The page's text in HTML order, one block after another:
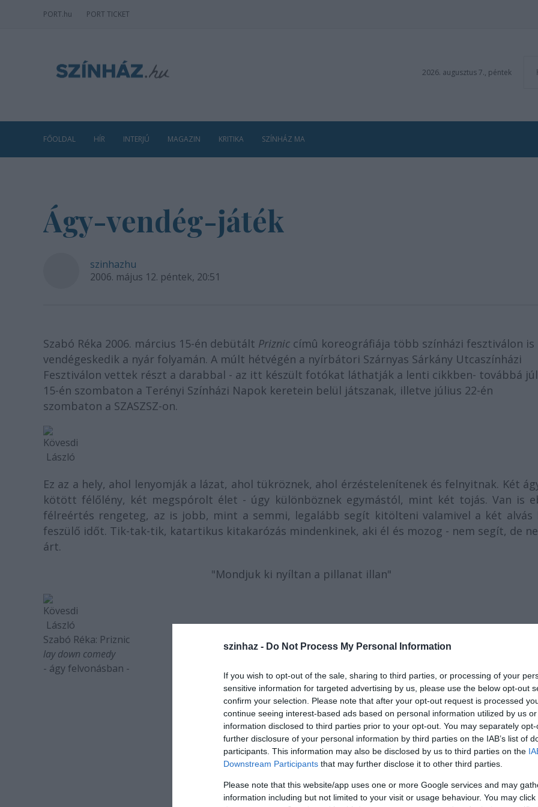
szinhaz - Do Not Process My Personal Information
If you wish to opt-out of the sale, sharing to third parties, or processing of your
sensitive information for targeted advertising by us, please use the below opt-out
confirm your selection. Please note that after your opt-out request is processed
continue seeing interest-based ads based on personal information utilized by us
information disclosed to third parties prior to your opt-out. You may separately
further disclosure of your personal information by third parties on the IAB’s list of
participants. This information may also be disclosed by us to third parties on the
Downstream Participants that may further disclose it to other third parties.
Please note that this website/app uses one or more Google services and may
information including but not limited to your visit or usage behaviour. You may
PORT.hu PORT TICKET
2026. augusztus 7., péntek
FŐOLDAL HÍR INTERJÚ MAGAZIN KRITIKA SZÍNHÁZ MA
Ágy-vendég-játék
szinhazhu
2006. május 12. péntek, 20:51
Szabó Réka 2006. március 15-én debütált Priznic címû koreográfiája több színházi fesztiválon is
vendégeskedik a nyár folyamán. A múlt hétvégén a nyírbátori Szárnyas Sárkány Utcaszínházi
Fesztiválon vettek részt a darabbal - az itt készült fotókat láthatják a lenti cikkben- továbbá
15-én szombaton a Terényi Színházi Napok keretein belül játszanak, illetve július 22-én
szombaton a SZASZSZ-on.
Kövesdi
László
Ez az a hely, ahol lenyomják a lázat, ahol tükröznek, ahol érzéstelenítenek és felnyitnak. Két
kötött félőlény, két megspórolt élet - úgy különböznek egymástól, mint két tojás. Van is
félreértés rengeteg, az is jobb, mint a semmi, legalább segít kitölteni valamivel a két alvás
feszülő időt. Tik-tak-tik, katartikus kitakarózás mindenkinek, aki él és mozog - nem segít, de
árt.
"Mondjuk ki nyíltan a pillanat illan"
Kövesdi
László
Szabó Réka: Priznic
lay down comedy
- ágy felvonásban -
Alkotók:
Szabó Réka
Peer Krisztián
Regős János
és a szereplők
Szereplők: